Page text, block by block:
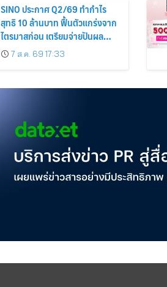
SINO ประกาศ Q2/69 ทำกำไร
สุทธิ 10 ล้านบาท ฟื้นตัวแกร่งจาก
ไตรมาสก่อน เตรียมจ่ายปันผล
ระหว่างกาล 0.014423 บาทต่อหุ้น
ครึ่งปีหลังมุ่งเติบโตต่อเนื่อง
7 ส.ค. 69 17:33